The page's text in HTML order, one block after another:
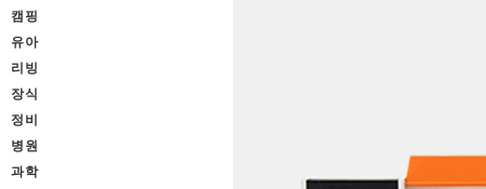
캠핑
유아
리빙
장식
정비
병원
과학